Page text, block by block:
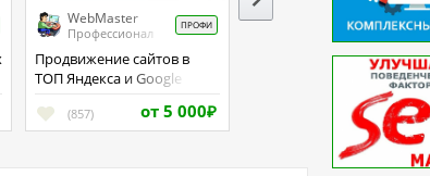
WebMaster
Профессионал
ПРОФИ
Продвижение сайтов в
ТОП Яндекса и Google
(857) от 5 000₽